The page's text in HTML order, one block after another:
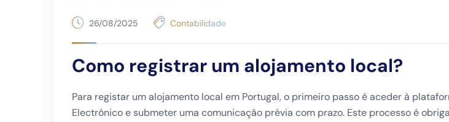
26/08/2025 Contabilidade
Como registrar um alojamento local?
Para registar um alojamento local em Portugal, o primeiro passo é aceder à
Electrónico e submeter uma comunicação prévia com prazo. Este processo é